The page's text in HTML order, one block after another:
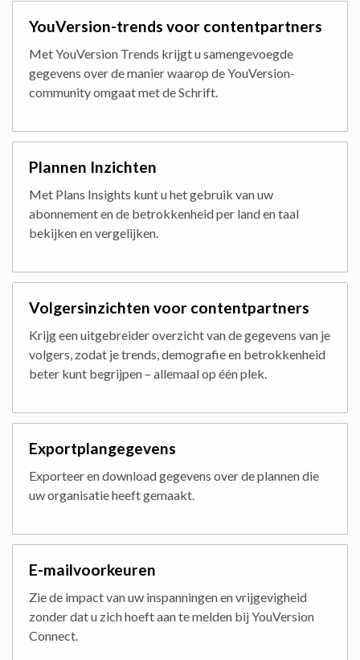
YouVersion-trends voor contentpartners
Met YouVersion Trends krijgt u samengevoegde
gegevens over de manier waarop de YouVersion-
community omgaat met de Schrift.
Plannen Inzichten
Met Plans Insights kunt u het gebruik van uw
abonnement en de betrokkenheid per land en taal
bekijken en vergelijken.
Volgersinzichten voor contentpartners
Krijg een uitgebreider overzicht van de gegevens van je
volgers, zodat je trends, demografie en betrokkenheid
beter kunt begrijpen – allemaal op één plek.
Exportplangegevens
Exporteer en download gegevens over de plannen die
uw organisatie heeft gemaakt.
E-mailvoorkeuren
Zie de impact van uw inspanningen en vrijgevigheid
zonder dat u zich hoeft aan te melden bij YouVersion
Connect.